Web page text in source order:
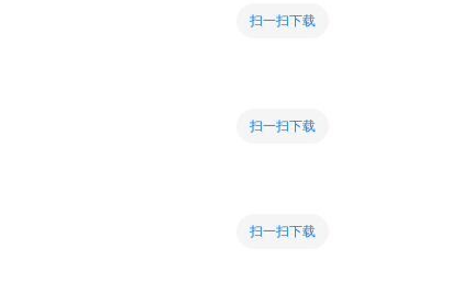
扫一扫下载
扫一扫下载
扫一扫下载